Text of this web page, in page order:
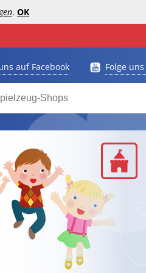
. OK
auf Facebook Folge